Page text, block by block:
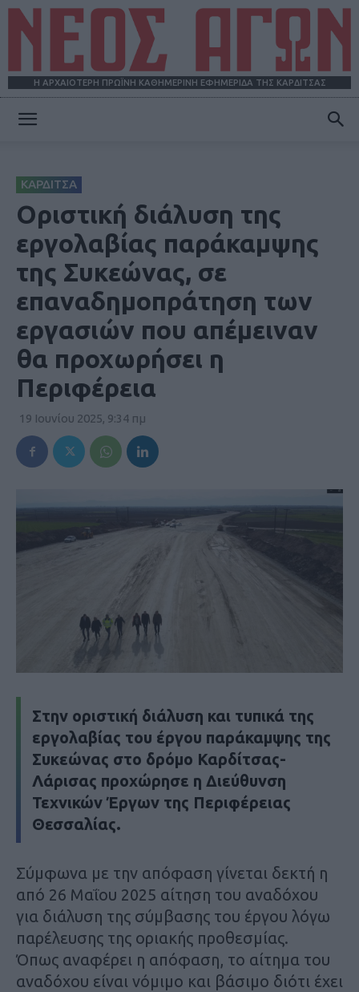
Η ΑΡΧΑΙΟΤΕΡΗ ΠΡΩΪΝΗ ΚΑΘΗΜΕΡΙΝΗ ΕΦΗΜΕΡΙΔΑ ΤΗΣ ΚΑΡΔΙΤΣΑΣ
ΚΑΡΔΙΤΣΑ
Οριστική διάλυση της
εργολαβίας παράκαμψης
της Συκεώνας, σε
επαναδημοπράτηση των
εργασιών που απέμειναν
θα προχωρήσει η
Περιφέρεια
19 Ιουνίου 2025, 9:34 πμ
Στην οριστική διάλυση και τυπικά της
εργολαβίας του έργου παράκαμψης της
Συκεώνας στο δρόμο Καρδίτσας-
Λάρισας προχώρησε η Διεύθυνση
Τεχνικών Έργων της Περιφέρειας
Θεσσαλίας.
Σύμφωνα με την απόφαση γίνεται δεκτή η
από 26 Μαΐου 2025 αίτηση του αναδόχου
για διάλυση της σύμβασης του έργου λόγω
παρέλευσης της οριακής προθεσμίας.
Όπως αναφέρει η απόφαση, το αίτημα του
αναδόχου είναι νόμιμο και βάσιμο διότι έχει